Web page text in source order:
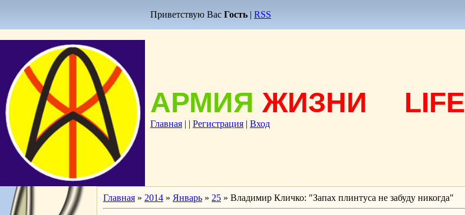
Приветствую Вас Гость | RSS
АРМИЯ ЖИЗНИ LIFE
Главная | | Регистрация | Вход
Главная » 2014 » Январь » 25 » Владимир Кличко: "Запах плинтуса не забуду никогда"